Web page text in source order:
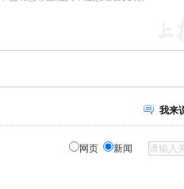
我来
网页 新闻